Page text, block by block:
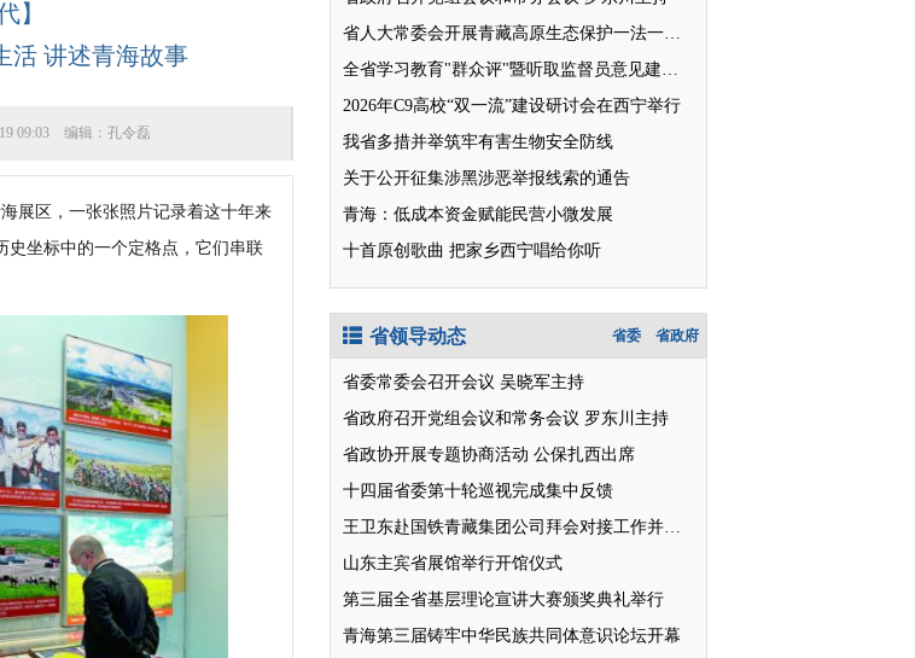
】
活 讲述青海故事
09:03 编辑：孔令磊
展区，一张张照片记录着这十年来
史坐标中的一个定格点，它们串联
省人大常委会开展青藏高原生态保护一法一条例执法检查
全省学习教育"群众评"暨听取监督员意见建议座谈会召开
2026年C9高校“双一流”建设研讨会在西宁举行
我省多措并举筑牢有害生物安全防线
关于公开征集涉黑涉恶举报线索的通告
青海：低成本资金赋能民营小微发展
十首原创歌曲 把家乡西宁唱给你听
省领导动态 省政府
省委
省委常委会召开会议 吴晓军主持
省政府召开党组会议和常务会议 罗东川主持
省政协开展专题协商活动 公保扎西出席
十四届省委第十轮巡视完成集中反馈
王卫东赴国铁青藏集团公司拜会对接工作并座谈
山东主宾省展馆举行开馆仪式
第三届全省基层理论宣讲大赛颁奖典礼举行
青海第三届铸牢中华民族共同体意识论坛开幕